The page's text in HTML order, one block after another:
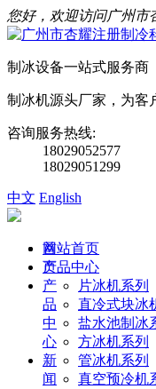
您好，欢迎访问广州市
制冰设备一站式服务商
制冰机源头厂家，为客
咨询服务热线:
18029052577
18029051299
中文 English
首
页
产
品
中
心
新
闻
网站首页
产品中心
片冰机系列
直冷式块冰
盐水池制冰
方冰机系列
管冰机系列
真空预冷机